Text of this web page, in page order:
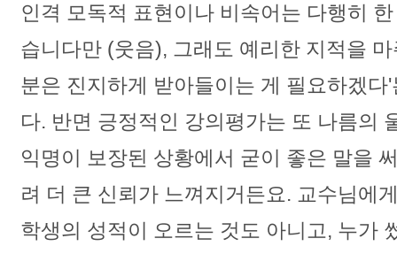
인격 모독적 표현이나 비속어는 다행히
습니다만 (웃음), 그래도 예리한 지적을
분은 진지하게 받아들이는 게 필요하겠다
다. 반면 긍정적인 강의평가는 또 나름의
익명이 보장된 상황에서 굳이 좋은 말을
려 더 큰 신뢰가 느껴지거든요. 교수님에
학생의 성적이 오르는 것도 아니고, 누가